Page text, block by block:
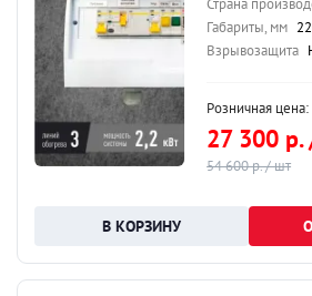
Страна
Габариты, мм
Взрывозащита
Розничная цена:
27 300
54 600 р. / шт